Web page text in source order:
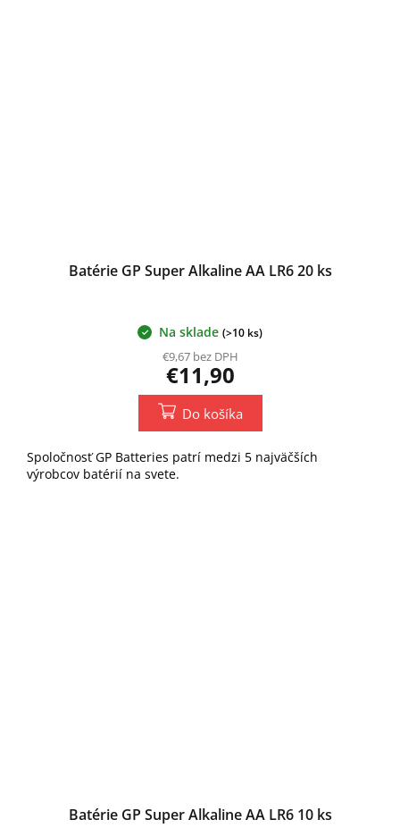
Batérie GP Super Alkaline AA LR6 20 ks
Na sklade (>10 ks)
€9,67 bez DPH
€11,90
Do košíka
Spoločnosť GP Batteries patrí medzi 5 najväčších
výrobcov batérií na svete.
Batérie GP Super Alkaline AA LR6 10 ks